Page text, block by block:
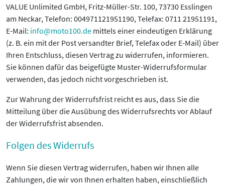
VALUE Unlimited GmbH, Fritz-Müller-Str. 100, 73730 Esslingen
am Neckar, Telefon: 004971121951190, Telefax: 0711 21951191,
E-Mail: info@moto100.de mittels einer eindeutigen Erklärung
(z. B. ein mit der Post versandter Brief, Telefax oder E-Mail) über
Ihren Entschluss, diesen Vertrag zu widerrufen, informieren.
Sie können dafür das beigefügte Muster-Widerrufsformular
verwenden, das jedoch nicht vorgeschrieben ist.
Zur Wahrung der Widerrufsfrist reicht es aus, dass Sie die
Mitteilung über die Ausübung des Widerrufsrechts vor Ablauf
der Widerrufsfrist absenden.
Folgen des Widerrufs
Wenn Sie diesen Vertrag widerrufen, haben wir Ihnen alle
Zahlungen, die wir von Ihnen erhalten haben, einschließlich